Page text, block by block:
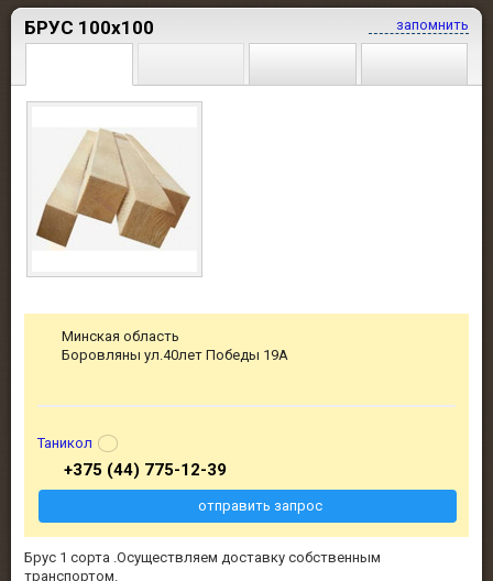
запомнить
БРУС 100х100
Брус 1 сорта .Осуществляем доставку собственным
транспортом.
Минская область
Боровляны ул.40лет Победы 19А
Таникол
+375 (44) 775-12-39
отправить запрос